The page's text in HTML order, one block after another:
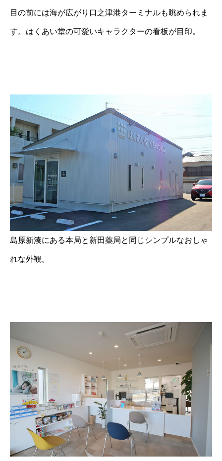
目の前には海が広がり口之津港ターミナルも眺められま
す。はくあい堂の可愛いキャラクターの看板が目印。
島原新湊にある本局と新田薬局と同じシンプルなおしゃ
れな外観。